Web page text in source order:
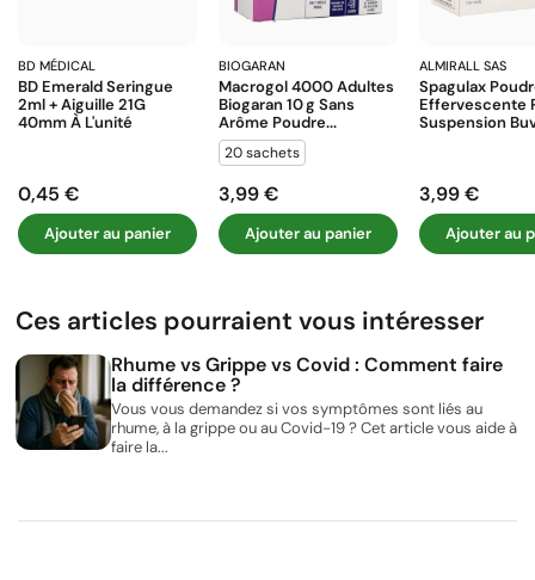
BD MÉDICAL
BD Emerald Seringue
2ml + Aiguille 21G
40mm À L'unité
Prix
0,45 €
Ajouter au panier
BIOGARAN
Macrogol 4000 Adultes
Biogaran 10 G Sans
Arôme Poudre...
20 sachets
Prix
3,99 €
Ajouter au panier
ALMIRALL SAS
Spagulax
Effervescente
Suspension
Prix
3,99 €
Ajouter au
Ces articles pourraient vous intéresser
Rhume vs Grippe vs Covid : Comment faire
la différence ?
Vous vous demandez si vos symptômes sont liés au
rhume, à la grippe ou au Covid-19 ? Cet article vous aide à
faire la...